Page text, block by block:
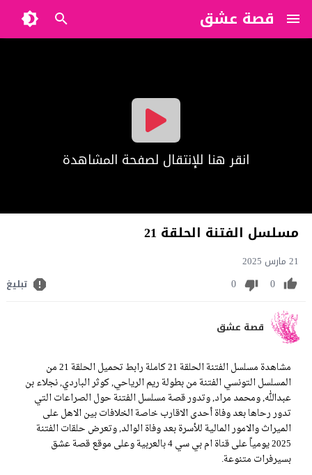
قصة عشق
?>
انقر هنا للإنتقال لصفحة المشاهدة
مسلسل الفتنة الحلقة 21
21 مارس 2025
0
0 تبليغ
قصة عشق
مشاهدة مسلسل الفتنة الحلقة 21 كاملة رابط تحميل الحلقة 21 من
المسلسل التونسي الفتنة من بطولة ريم الرياحي, كوثر الباردي, نجلاء بن
عبدالله, ومحمد مراد, وتدور قصة مسلسل الفتنة حول الصراعات التي
تدور رحاها بعد وفاة أحدى الاقارب خاصة الخلافات بين الاهل على
الميراث والامور المالية للأسرة بعد وفاة الوالد, وتعرض حلقات الفتنة
2025 يومياً على قناة ام بي سي 4 بالعربية وعلى موقع قصة عشق
بسيرفرات متنوعة.